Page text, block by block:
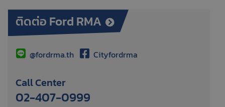
ติดต่อ Ford RMA
@fordrma.th Cityfordrma
Call Center
02-407-0999